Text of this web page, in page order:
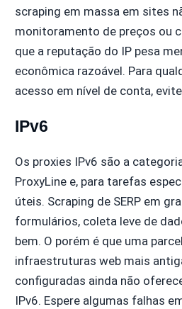
scraping em massa em sites
monitoramento de preços ou
que a reputação do IP pesa
econômica razoável. Para
acesso em nível de conta,
IPv6
Os proxies IPv6 são a
ProxyLine e, para tarefas
úteis. Scraping de SERP em
formulários, coleta leve de
bem. O porém é que uma
infraestruturas web mais
configuradas ainda não
IPv6. Espere algumas falhas